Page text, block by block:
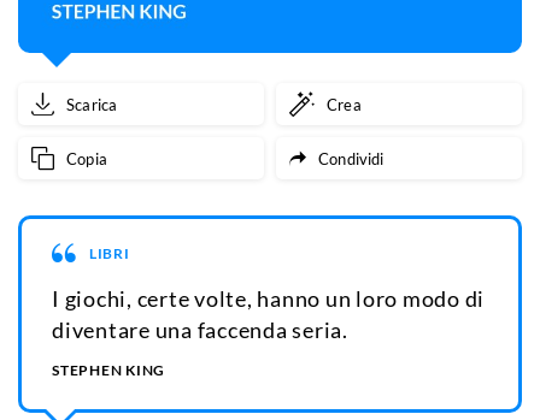
Scarica Crea
Copia Condividi
LIBRI
I giochi, certe volte, hanno un loro modo di
diventare una faccenda seria.
STEPHEN KING